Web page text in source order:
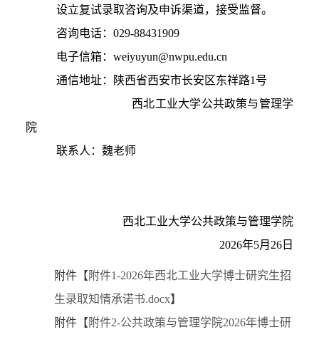
设立复试录取咨询及申诉渠道，接受监督。
咨询电话：029-88431909
电子信箱：weiyuyun@nwpu.edu.cn
通信地址：陕西省西安市长安区东祥路1号
西北工业大学公共政策与管理学
院
联系人：魏老师
西北工业大学公共政策与管理学院
2026年5月26日
附件【 附件1-2026年西北工业大学博士研究生招
生录取知情承诺书.docx】
附件【 附件2-公共政策与管理学院2026年博士研